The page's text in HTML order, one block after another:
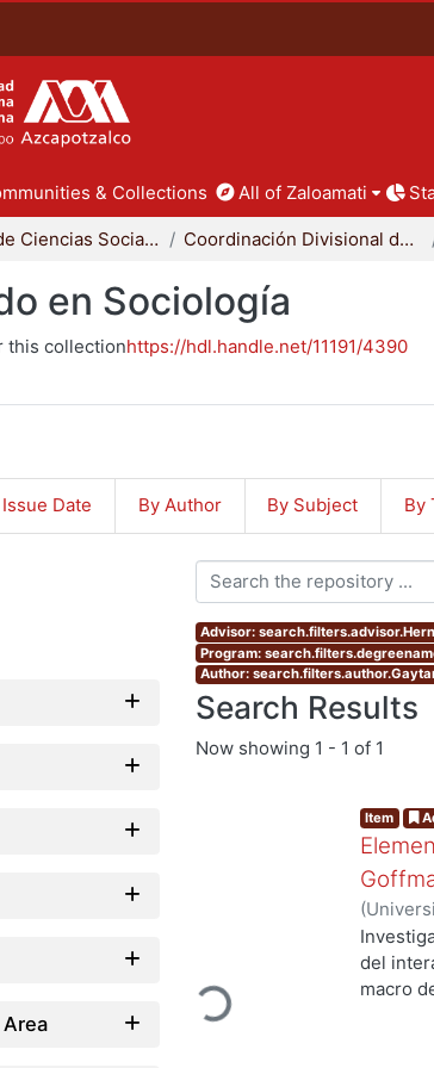
& Collections All of Zaloamati
División de Ciencias Sociales y Humanidades Coordinación Divisional de Posgrado
en Sociología
this collectionhttps://hdl.handle.net/11191/4390
Date By Author By Subject By
Area
Advisor:
Program:
Author:
Search Results
Now showing 1 - 1 of 1
Loading...
Item
(
de
del
macro